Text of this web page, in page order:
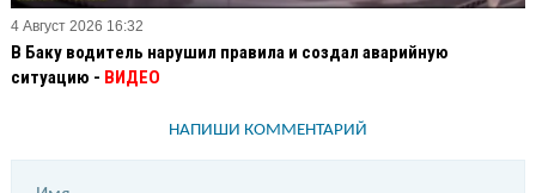
4 Август 2026 16:32
В Баку водитель нарушил правила и создал аварийную
ситуацию - ВИДЕО
НАПИШИ КОММЕНТАРИЙ